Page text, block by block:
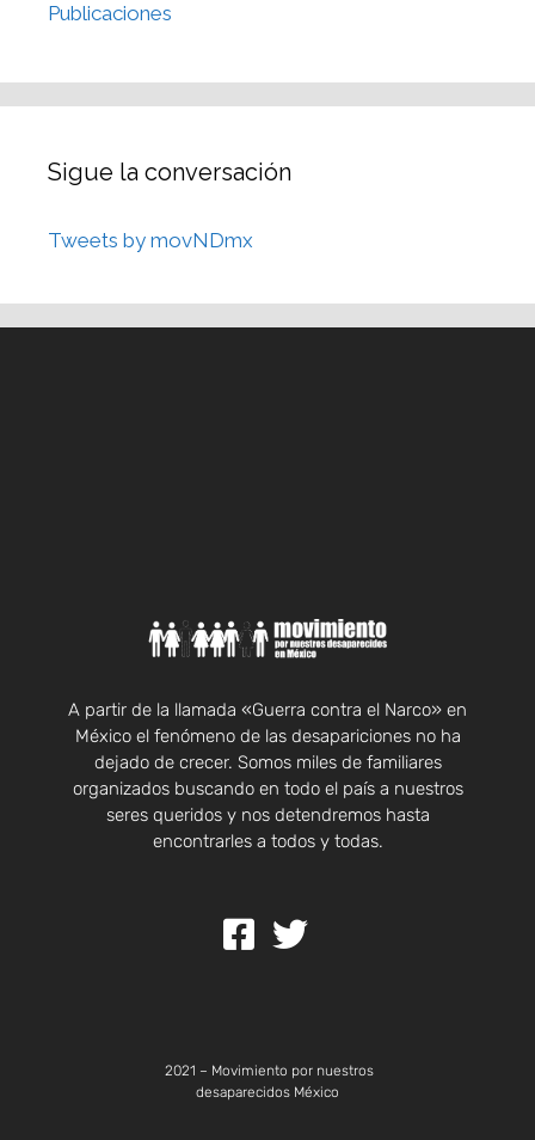
Publicaciones
Sigue la conversación
Tweets by movNDmx
A partir de la llamada «Guerra contra el Narco» en
México el fenómeno de las desapariciones no ha
dejado de crecer. Somos miles de familiares
organizados buscando en todo el país a nuestros
seres queridos y nos detendremos hasta
encontrarles a todos y todas.
2021 – Movimiento por nuestros
desaparecidos México